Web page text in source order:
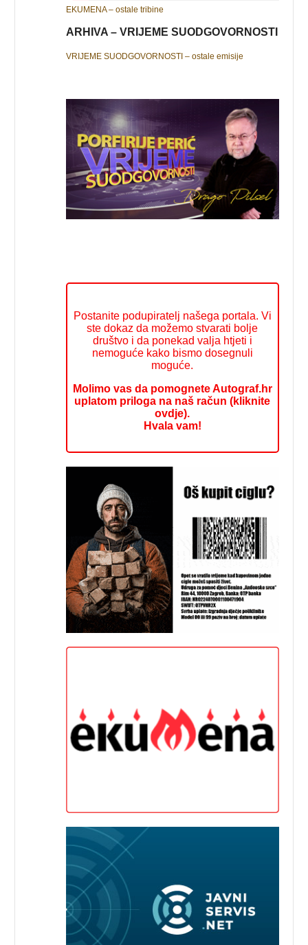
EKUMENA – ostale tribine
ARHIVA – VRIJEME SUODGOVORNOSTI
VRIJEME SUODGOVORNOSTI – ostale emisije
Postanite podupiratelj našega portala. Vi
ste dokaz da možemo stvarati bolje
društvo i da ponekad valja htjeti i
nemoguće kako bismo dosegnuli
moguće.
Molimo vas da pomognete Autograf.hr
uplatom priloga na naš račun (kliknite
ovdje).
Hvala vam!